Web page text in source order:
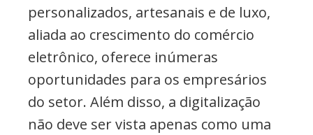
personalizados, artesanais e de luxo,
aliada ao crescimento do comércio
eletrônico, oferece inúmeras
oportunidades para os empresários
do setor. Além disso, a digitalização
não deve ser vista apenas como uma